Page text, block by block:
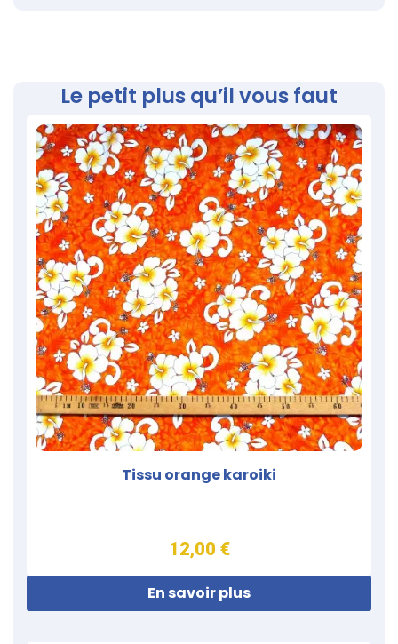
Le petit plus qu’il vous faut
Tissu orange karoiki
12,00 €
En savoir plus